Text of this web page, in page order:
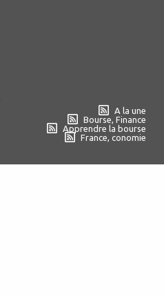
A la une
Bourse, Finance
Apprendre la bourse
France, conomie